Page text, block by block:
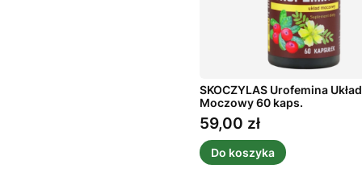
SKOCZYLAS Urofemina Układ
Moczowy 60 kaps.
Cena
59,00 zł
Do koszyka